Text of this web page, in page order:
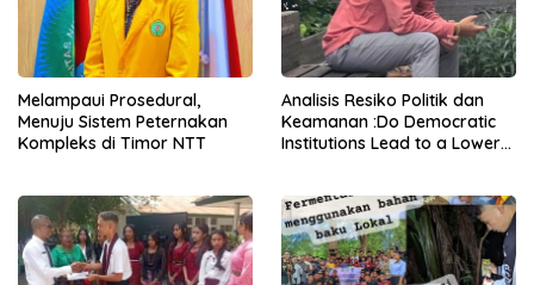
Melampaui Prosedural,
Menuju Sistem Peternakan
Kompleks di Timor NTT
Analisis Resiko Politik dan
Keamanan :Do Democratic
Institutions Lead to a Lower